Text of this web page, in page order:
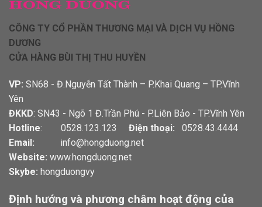
CÔNG TY CỔ PHẦN THƯƠNG MẠI VÀ DỊCH VỤ HỒNG
DƯƠNG
CỬA HÀNG BÙI THỊ THU HUYỀN
VP: SN68 - Đ.Nguyễn Tất Thành – P.Khai Quang – TP.Vĩnh
Yên
ĐKKD: SN43 - Ngõ 1 Đ.Trần Phú - P.Liên Bảo - TP.Vĩnh Yên
Hotline: 0528.123.123 Điện thoại: 0528.43.4444
Email:
info@hongduong.net
Website: www.hongduong.net
Skybe: hongduongvy
Định hướng và phương châm hoạt động của